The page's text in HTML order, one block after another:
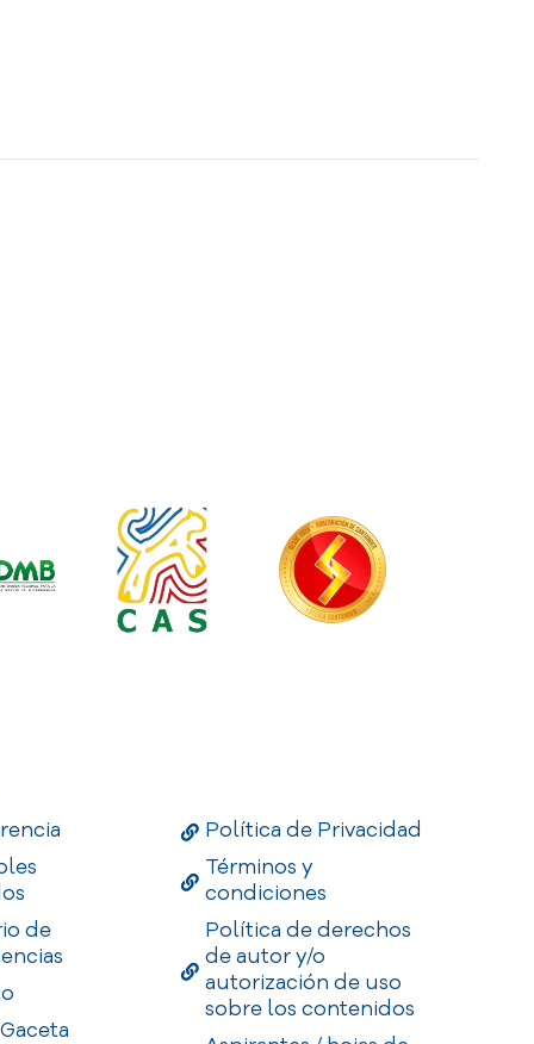
de
Política de Privacidad
Términos y
condiciones
Política de derechos
de autor y/o
autorización de uso
sobre los contenidos